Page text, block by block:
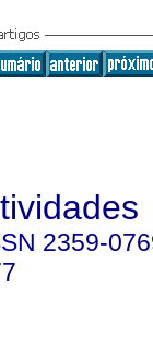
2359-